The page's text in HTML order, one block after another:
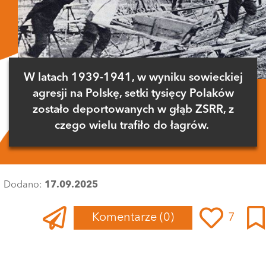
W latach 1939-1941, w wyniku sowieckiej
agresji na Polskę, setki tysięcy Polaków
zostało deportowanych w głąb ZSRR, z
czego wielu trafiło do łagrów.
Dodano: 17.09.2025
Komentarze (0) 7